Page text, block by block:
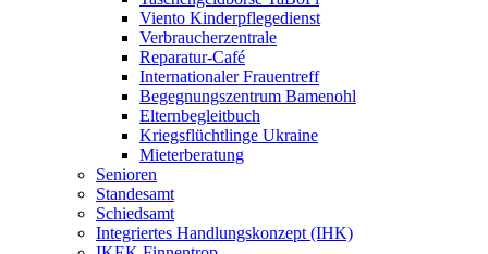
Viento Kinderpflegedienst
Verbraucherzentrale
Reparatur-Café
Internationaler Frauentreff
Begegnungszentrum Bamenohl
Elternbegleitbuch
Kriegsflüchtlinge Ukraine
Mieterberatung
Senioren
Standesamt
Schiedsamt
Integriertes Handlungskonzept (IHK)